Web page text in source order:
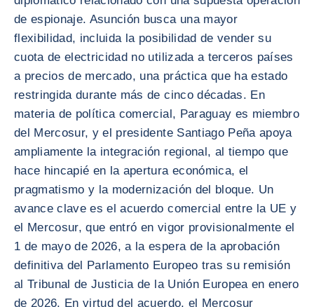
de espionaje. Asunción busca una mayor
flexibilidad, incluida la posibilidad de vender su
cuota de electricidad no utilizada a terceros países
a precios de mercado, una práctica que ha estado
restringida durante más de cinco décadas. En
materia de política comercial, Paraguay es miembro
del Mercosur, y el presidente Santiago Peña apoya
ampliamente la integración regional, al tiempo que
hace hincapié en la apertura económica, el
pragmatismo y la modernización del bloque. Un
avance clave es el acuerdo comercial entre la UE y
el Mercosur, que entró en vigor provisionalmente el
1 de mayo de 2026, a la espera de la aprobación
definitiva del Parlamento Europeo tras su remisión
al Tribunal de Justicia de la Unión Europea en enero
de 2026. En virtud del acuerdo, el Mercosur